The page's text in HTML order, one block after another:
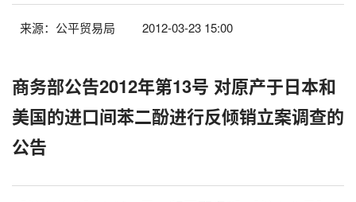
来源：公平贸易局 2012-03-23 15:00
商务部公告2012年第13号 对原产于日本和
美国的进口间苯二酚进行反倾销立案调查的
公告